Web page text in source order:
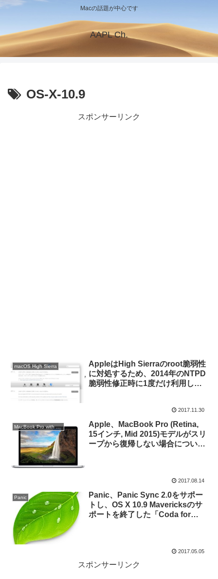
Macの話題が中心です
AAPL Ch.
OS-X-10.9
スポンサーリンク
macOS High Sierra
AppleはHigh Sierraのroot脆弱性
に対処するため、2014年のNTPD
脆弱性修正時に1度だけ利用した
2017.11.30
MacBook Pro with Retina Display
Apple、MacBook Pro (Retina,
15インチ, Mid 2015)モデルがスリ
ープから復帰しない場合について
2017.08.14
Panic
Panic、Panic Sync 2.0をサポー
トし、OS X 10.9 Mavericksのサ
ポートを終了した「Coda for
2017.05.05
スポンサーリンク